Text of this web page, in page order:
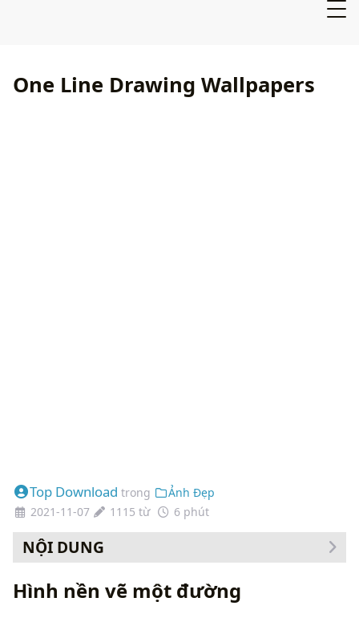
One Line Drawing Wallpapers
Top Download trong
Ảnh Đẹp
2021-11-07
1115 từ 6 phút
NỘI DUNG
Hình nền vẽ một đường